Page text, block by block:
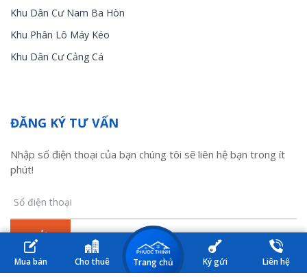
Mua bán Cho thuê Trang chủ Ký gửi Liên hệ
Khu Dân Cư Nam Ba Hòn
Khu Phân Lô Máy Kéo
Khu Dân Cư Cảng Cá
ĐĂNG KÝ TƯ VẤN
Nhập số điện thoại của bạn chúng tôi sẽ liên hệ bạn trong ít
phút!